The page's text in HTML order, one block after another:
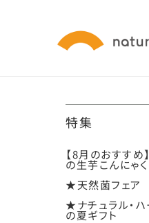
特集
【8月のおすすめ
の生芋こんにゃく
★天然菌フェア
★ナチュラル・
の夏ギフト